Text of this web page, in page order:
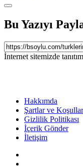
Bu Yazıyı
İnternet sitemizde
Hakkımda
Şartlar ve Koşullar
Gizlilik Politikası
İçerik Gönder
İletişim